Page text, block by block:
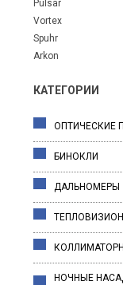
Pulsar
Vortex
Spuhr
Arkon
КАТЕГОРИИ
ОПТИЧЕСКИЕ
БИНОКЛИ
ДАЛЬНОМЕРЫ
НОЧНЫЕ